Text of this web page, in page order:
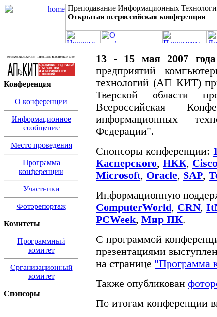
Преподавание Информационных
Открытая всероссийская конференция
Конференция
О конференции
Информационное
сообщение
Место проведения
Программа
конференции
Участники
Фоторепортаж
Комитеты
Программный
комитет
Организационный
комитет
Спонсоры
13 - 15 мая 2007 года
предприятий
технологий (АП КИТ)
Тверской области
Всероссийская
информационных
Федерации".
Спонсоры конференции:
Касперского, НКК, Cisco
Microsoft, Oracle, SAP,
Информационную
ComputerWorld, CRN,
PCWeek, Мир ПК.
С программой
презентациями
на странице "Программа
Также опубликован
По итогам конференции